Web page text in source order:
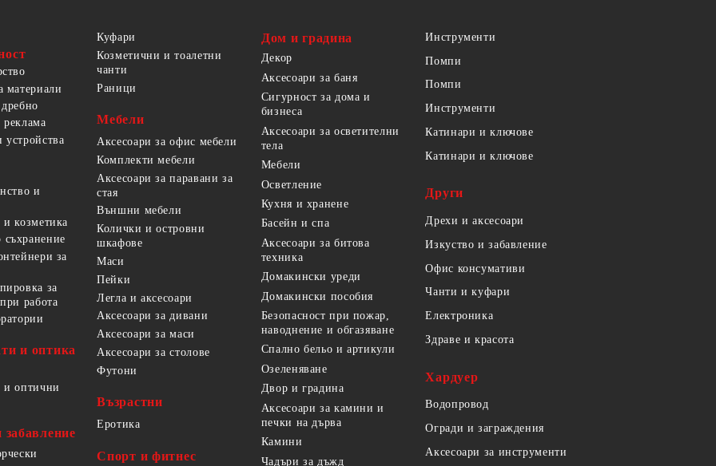
материали
и
козметика
за
за
работа
и оптика
и оптични
забавление
Куфари
Козметични и тоалетни
чанти
Раници
Мебели
Аксесоари за офис мебели
Комплекти мебели
Аксесоари за паравани за
стая
Външни мебели
Колички и островни
шкафове
Маси
Пейки
Легла и аксесоари
Аксесоари за дивани
Аксесоари за маси
Аксесоари за столове
Футони
Възрастни
Еротика
Спорт и фитнес
Дом и градина
Декор
Аксесоари за баня
Сигурност за дома и
бизнеса
Аксесоари за осветителни
тела
Мебели
Осветление
Кухня и хранене
Басейн и спа
Аксесоари за битова
техника
Домакински уреди
Домакински пособия
Безопасност при пожар,
наводнение и обгазяване
Спално бельо и артикули
Озеленяване
Двор и градина
Аксесоари за камини и
печки на дърва
Камини
Чадъри за дъжд
Инструменти
Помпи
Помпи
Инструменти
Катинари и ключове
Катинари и ключове
Други
Дрехи и аксесоари
Изкуство и забавление
Офис консумативи
Чанти и куфари
Електроника
Здраве и красота
Хардуер
Водопровод
Огради и заграждения
Аксесоари за инструменти